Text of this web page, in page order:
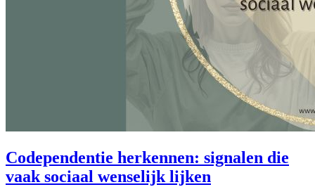
Codependentie herkennen: signalen die
vaak sociaal wenselijk lijken